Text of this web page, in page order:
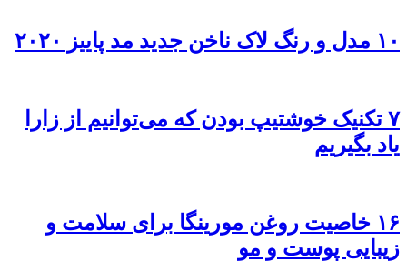
۱۰ مدل و رنگ لاک ناخن جدید مد پاییز ۲۰۲۰
۷ تکنیک خوشتیپ بودن که می‌توانیم از زارا
یاد بگیریم
۱۶ خاصیت روغن مورینگا برای سلامت و
زیبایی پوست و مو